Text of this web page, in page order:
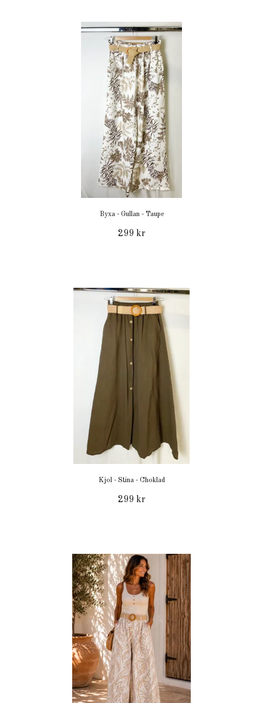
Byxa - Gullan - Taupe
299 kr
Kjol - Stina - Choklad
299 kr